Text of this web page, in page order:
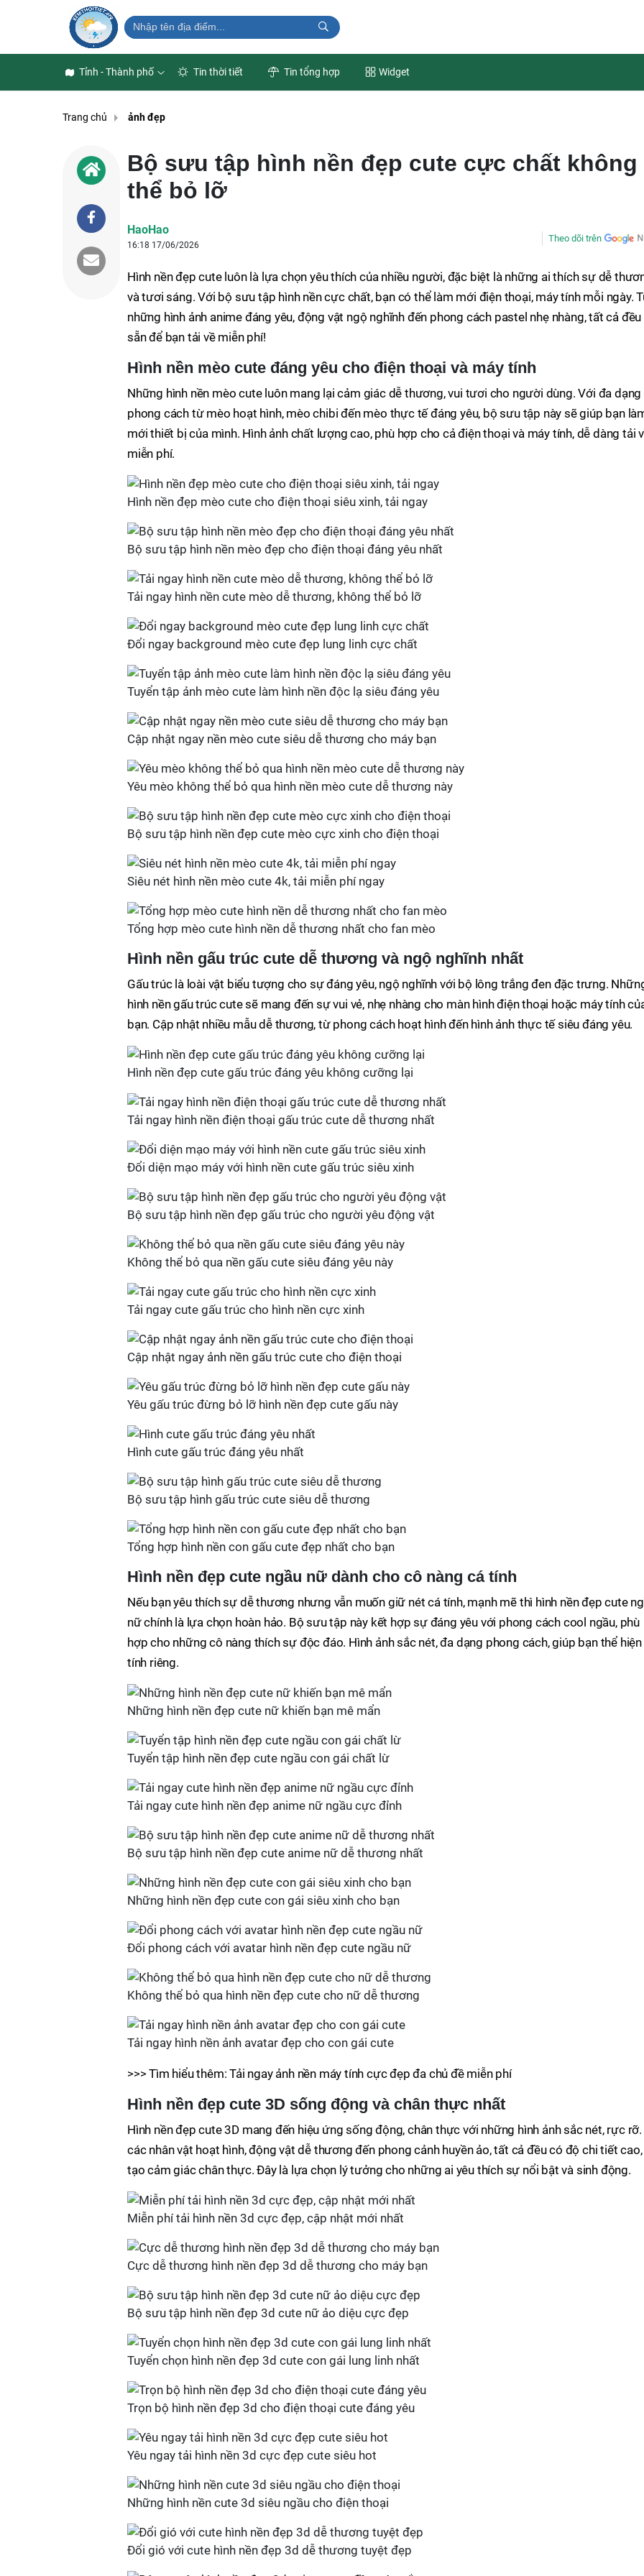
Tỉnh - Thành phố Tin thời tiết Tin tổng hợp Widget
Trang chủ ảnh đẹp
Bộ sưu tập hình nền đẹp cute cực chất không
thể bỏ lỡ
HaoHao
16:18 17/06/2026
Theo dõi trên
Hình nền đẹp cute luôn là lựa chọn yêu thích của nhiều người, đặc biệt là những ai thích sự dễ
và tươi sáng. Với bộ sưu tập hình nền cực chất, bạn có thể làm mới điện thoại, máy tính mỗi ngày.
những hình ảnh anime đáng yêu, động vật ngộ nghĩnh đến phong cách pastel nhẹ nhàng, tất cả
sẵn để bạn tải về miễn phí!
Hình nền mèo cute đáng yêu cho điện thoại và máy tính
Những hình nền mèo cute luôn mang lại cảm giác dễ thương, vui tươi cho người dùng. Với đa dạng
phong cách từ mèo hoạt hình, mèo chibi đến mèo thực tế đáng yêu, bộ sưu tập này sẽ giúp bạn
mới thiết bị của mình. Hình ảnh chất lượng cao, phù hợp cho cả điện thoại và máy tính, dễ dàng tải
miễn phí.
Hình nền đẹp mèo cute cho điện thoại siêu xinh, tải ngay
Bộ sưu tập hình nền mèo đẹp cho điện thoại đáng yêu nhất
Tải ngay hình nền cute mèo dễ thương, không thể bỏ lỡ
Đổi ngay background mèo cute đẹp lung linh cực chất
Tuyển tập ảnh mèo cute làm hình nền độc lạ siêu đáng yêu
Cập nhật ngay nền mèo cute siêu dễ thương cho máy bạn
Yêu mèo không thể bỏ qua hình nền mèo cute dễ thương này
Bộ sưu tập hình nền đẹp cute mèo cực xinh cho điện thoại
Siêu nét hình nền mèo cute 4k, tải miễn phí ngay
Tổng hợp mèo cute hình nền dễ thương nhất cho fan mèo
Hình nền gấu trúc cute dễ thương và ngộ nghĩnh nhất
Gấu trúc là loài vật biểu tượng cho sự đáng yêu, ngộ nghĩnh với bộ lông trắng đen đặc trưng.
hình nền gấu trúc cute sẽ mang đến sự vui vẻ, nhẹ nhàng cho màn hình điện thoại hoặc máy tính
bạn. Cập nhật nhiều mẫu dễ thương, từ phong cách hoạt hình đến hình ảnh thực tế siêu đáng yêu.
Hình nền đẹp cute gấu trúc đáng yêu không cưỡng lại
Tải ngay hình nền điện thoại gấu trúc cute dễ thương nhất
Đổi diện mạo máy với hình nền cute gấu trúc siêu xinh
Bộ sưu tập hình nền đẹp gấu trúc cho người yêu động vật
Không thể bỏ qua nền gấu cute siêu đáng yêu này
Tải ngay cute gấu trúc cho hình nền cực xinh
Cập nhật ngay ảnh nền gấu trúc cute cho điện thoại
Yêu gấu trúc đừng bỏ lỡ hình nền đẹp cute gấu này
Hình cute gấu trúc đáng yêu nhất
Bộ sưu tập hình gấu trúc cute siêu dễ thương
Tổng hợp hình nền con gấu cute đẹp nhất cho bạn
Hình nền đẹp cute ngầu nữ dành cho cô nàng cá tính
Nếu bạn yêu thích sự dễ thương nhưng vẫn muốn giữ nét cá tính, mạnh mẽ thì hình nền đẹp cute
nữ chính là lựa chọn hoàn hảo. Bộ sưu tập này kết hợp sự đáng yêu với phong cách cool ngầu, phù
hợp cho những cô nàng thích sự độc đáo. Hình ảnh sắc nét, đa dạng phong cách, giúp bạn thể
tính riêng.
Những hình nền đẹp cute nữ khiến bạn mê mẩn
Tuyển tập hình nền đẹp cute ngầu con gái chất lừ
Tải ngay cute hình nền đẹp anime nữ ngầu cực đỉnh
Bộ sưu tập hình nền đẹp cute anime nữ dễ thương nhất
Những hình nền đẹp cute con gái siêu xinh cho bạn
Đổi phong cách với avatar hình nền đẹp cute ngầu nữ
Không thể bỏ qua hình nền đẹp cute cho nữ dễ thương
Tải ngay hình nền ảnh avatar đẹp cho con gái cute
>>> Tìm hiểu thêm: Tải ngay ảnh nền máy tính cực đẹp đa chủ đề miễn phí
Hình nền đẹp cute 3D sống động và chân thực nhất
Hình nền đẹp cute 3D mang đến hiệu ứng sống động, chân thực với những hình ảnh sắc nét, rực
các nhân vật hoạt hình, động vật dễ thương đến phong cảnh huyền ảo, tất cả đều có độ chi tiết cao,
tạo cảm giác chân thực. Đây là lựa chọn lý tưởng cho những ai yêu thích sự nổi bật và sinh động.
Miễn phí tải hình nền 3d cực đẹp, cập nhật mới nhất
Cực dễ thương hình nền đẹp 3d dễ thương cho máy bạn
Bộ sưu tập hình nền đẹp 3d cute nữ ảo diệu cực đẹp
Tuyển chọn hình nền đẹp 3d cute con gái lung linh nhất
Trọn bộ hình nền đẹp 3d cho điện thoại cute đáng yêu
Yêu ngay tải hình nền 3d cực đẹp cute siêu hot
Những hình nền cute 3d siêu ngầu cho điện thoại
Đổi gió với cute hình nền đẹp 3d dễ thương tuyệt đẹp